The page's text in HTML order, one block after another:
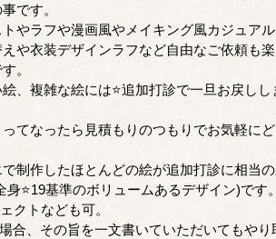
です。
トやラフや漫画風やメイキング風カジュア
や衣装デザインラフなど自由なご依頼も
。
、複雑な絵には⭐️追加打診で一旦お戻しし
てなったら見積もりのつもりでお気軽に
制作したほとんどの絵が追加打診に相当
身⭐️19基準のボリュームあるデザイン)です
クトなども可。
合、その旨を一文書いていただいてもやり